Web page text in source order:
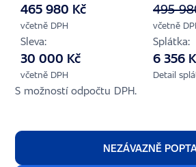
465 980 Kč
včetně DPH
495
včetně
Sleva:
30 000 Kč
včetně DPH
Splátka:
6 356
Detail
S možností odpočtu DPH.
NEZÁVAZNĚ